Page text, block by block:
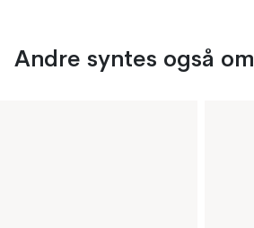
Andre syntes også om